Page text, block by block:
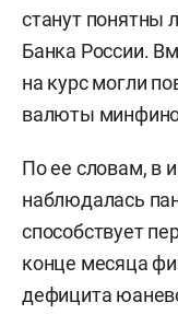
станут понятны
Банка России.
на курс могли
валюты
По ее словам, в
наблюдалась
способствует
конце месяца
дефицита